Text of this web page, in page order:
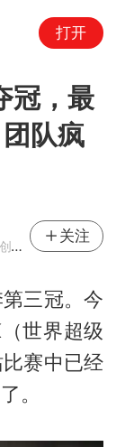
打开
冠，最
队疯
关注
三冠。今
世界超级
赛中已经
。